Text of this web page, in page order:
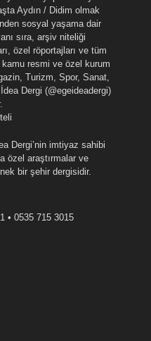
Aydın / Didim olmak
sosyal yaşama dair
sıra, arşiv niteliği
özel röportajları ve tüm
resmi ve özel kurum
Turizm, Spor, Sanat,
Dergi (@egeideadergi)
Dergi’nin imtiyaz sahibi
özel araştırmalar ve
bir şehir dergisidir.
• 0535 715 3015